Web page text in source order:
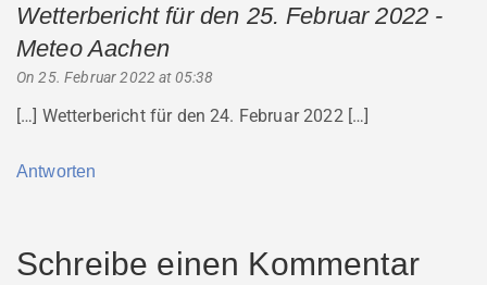
Wetterbericht für den 25. Februar 2022 -
Meteo Aachensays:
On 25. Februar 2022 at 05:38
[…] Wetterbericht für den 24. Februar 2022 […]
Antworten
Schreibe einen Kommentar